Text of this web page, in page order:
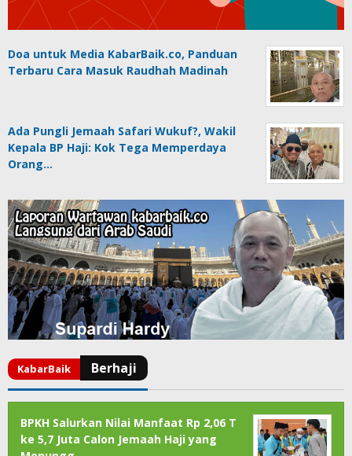
Doa untuk Media KabarBaik.co, Panduan
Terbaru Cara Masuk Raudhah Madinah
Ada Pungli Jemaah Safari Wukuf?, Wakil
Kepala BP Haji: Kok Tega Memperdaya
Orang…
BPKH Salurkan Nilai Manfaat Rp 2,06 T
ke 5,7 Juta Calon Jemaah Haji yang